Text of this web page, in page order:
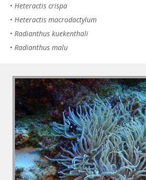
• Heteractis crispa
• Heteractis macrodactylum
• Radianthus kuekenthali
• Radianthus malu